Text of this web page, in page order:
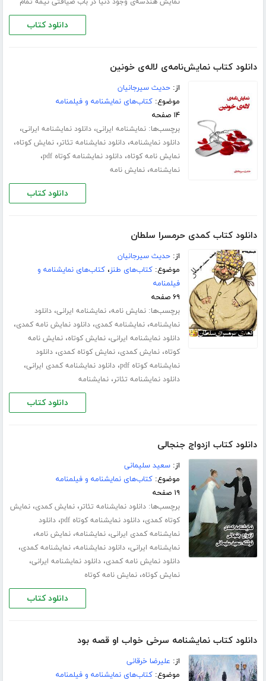
نمایش هندسه‌ی وجود دنیا در باب ضیافتی نیمه تمام
دانلود کتاب
دانلود کتاب نمایش‌نامه‌ی لاله‌ی خونین
از:حدیث سیرجانیان
موضوع:کتاب‌های نمایشنامه و فیلمنامه
۱۴ صفحه
برچسب‌ها:نمایشنامه ایرانی،دانلود نمایشنامه ایرانی،
دانلود نمایشنامه،دانلود نمایشنامه تئاتر،نمایش کوتاه،
نمایش نامه کوتاه،دانلود نمایشنامه کوتاه pdf ،
نمایشنامه،نمایش نامه
دانلود کتاب
دانلود کتاب کمدی حرمسرا سلطان
از:حدیث سیرجانیان
موضوع:کتاب‌های طنز،کتاب‌های نمایشنامه و
فیلمنامه
۶۹ صفحه
برچسب‌ها:نمایش نامه،نمایشنامه ایرانی،دانلود
نمایشنامه،نمایشنامه کمدی،دانلود نمایش نامه کمدی،
دانلود نمایشنامه ایرانی،نمایش کوتاه،نمایش نامه
کوتاه،نمایش کمدی،نمایش کوتاه کمدی،دانلود
نمایشنامه کوتاه pdf
،دانلود نمایشنامه کمدی ایرانی،
دانلود نمایشنامه تئاتر،نمایشنامه
دانلود کتاب
دانلود کتاب ازدواج جنجالی
از:سعید سلیمانی
موضوع:کتاب‌های نمایشنامه و فیلمنامه
۱۹ صفحه
برچسب‌ها:دانلود نمایشنامه تئاتر،نمایش کمدی،نمایش
کوتاه کمدی،دانلود نمایشنامه کوتاه pdf ،دانلود
نمایشنامه کمدی ایرانی،نمایشنامه،نمایش نامه،
نمایشنامه ایرانی،دانلود نمایشنامه،نمایشنامه کمدی،
دانلود نمایش نامه کمدی،دانلود نمایشنامه ایرانی،
نمایش کوتاه،نمایش نامه کوتاه
دانلود کتاب
دانلود کتاب نمایشنامه سرخی خواب او قصه بود
از: علیرضا خرقانی
موضوع:کتاب‌های نمایشنامه و فیلمنامه